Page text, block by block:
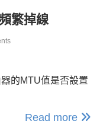
繁掉線
的MTU值是否設置
Read more